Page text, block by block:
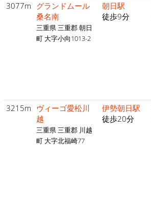
3077m グランドムール
桑名南
三重県 三重郡 朝日
町 大字小向1013-2
朝日駅
徒歩9分
3215m ヴィーゴ愛松川
越
三重県 三重郡 川越
町 大字北福崎77
伊勢朝日駅
徒歩20分